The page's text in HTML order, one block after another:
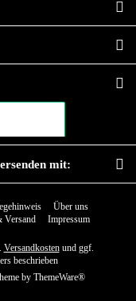
mit:
Über uns
Versand Impressum
Versandkostenund ggf.
beschrieben
by ThemeWare®